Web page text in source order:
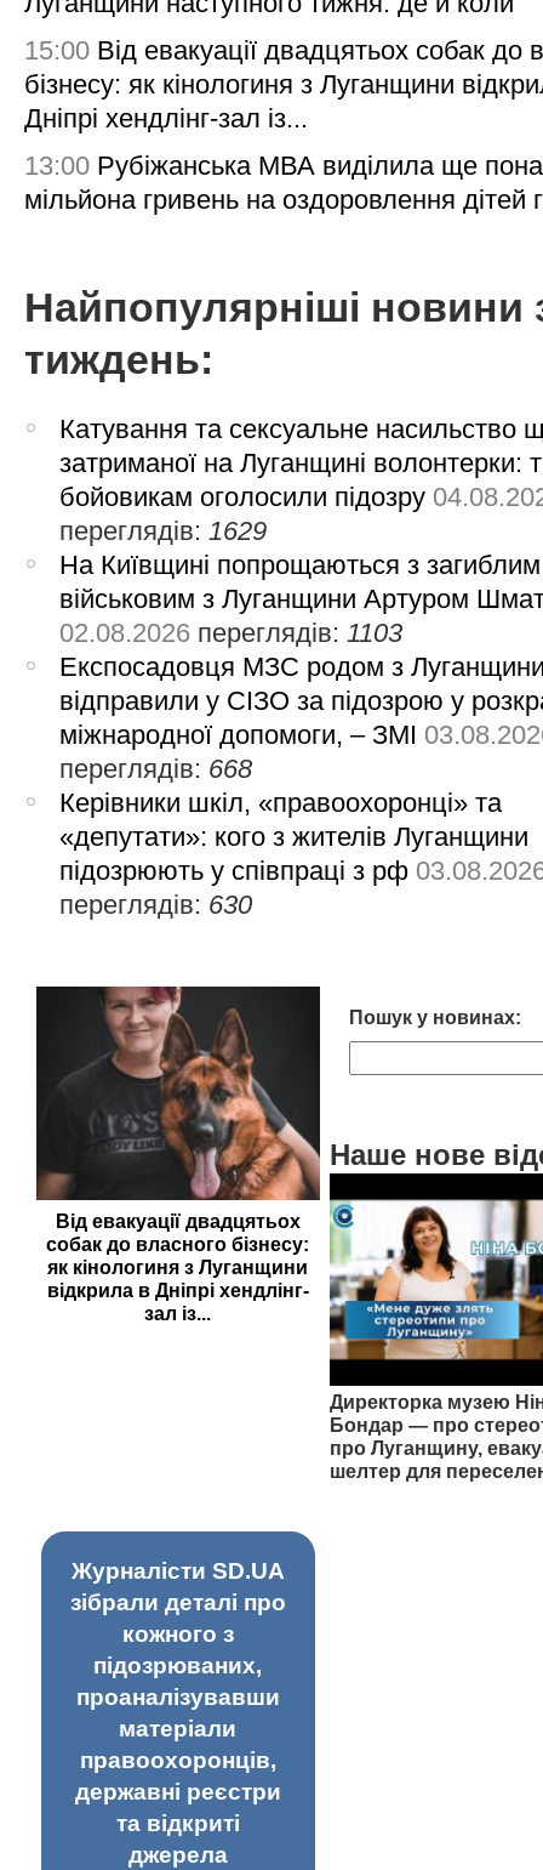
15:00 Від евакуації двадцятьох собак до
бізнесу: як кінологиня з Луганщини
Дніпрі хендлінг-зал із...
13:00 Рубіжанська МВА виділила ще
мільйона гривень на оздоровлення дітей
Найпопулярніші новини
тиждень:
Катування та сексуальне насильство
затриманої на Луганщині волонтерки:
бойовикам оголосили підозру
переглядів:1629
На Київщині попрощаються з загиблим
військовим з Луганщини Артуром
02.08.2026 переглядів:1103
Експосадовця МЗС родом з
відправили у СІЗО за підозрою у
міжнародної допомоги, – ЗМІ
переглядів: 668
Керівники шкіл, «правоохоронці» та
«депутати»: кого з жителів Луганщини
підозрюють у співпраці з рф
переглядів: 630
Від евакуації двадцятьох
собак до власного бізнесу:
як кінологиня з Луганщини
відкрила в Дніпрі хендлінг-
зал із...
Пошук у новинах:
Наше нове
Директорка музею
Бондар — про
про Луганщину,
шелтер для
Журналісти SD.UA
зібрали деталі про
кожного з
підозрюваних,
проаналізувавши
матеріали
правоохоронців,
державні реєстри
та відкриті
джерела